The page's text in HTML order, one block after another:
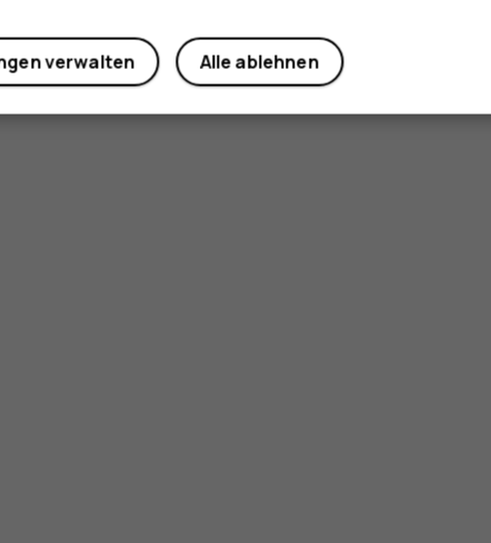
Alle ablehnen
verwalten